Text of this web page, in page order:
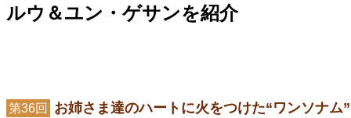
ルウ＆ユン・ゲサンを紹介
第36回
お姉さま達のハートに火をつけた“ワンソナム